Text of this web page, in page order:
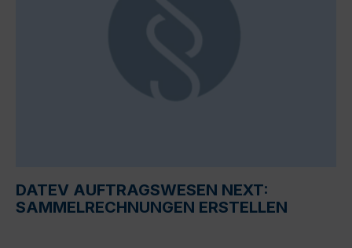
DATEV AUFTRAGSWESEN NEXT:
SAMMELRECHNUNGEN ERSTELLEN